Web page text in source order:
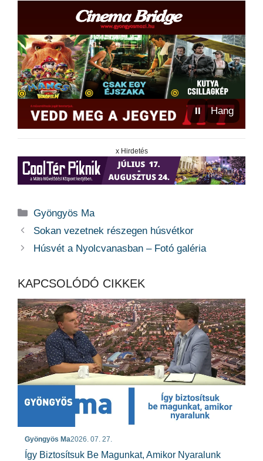
⏸ Hang
x Hirdetés
Kategória
Gyöngyös Ma
Sokan vezetnek részegen húsvétkor
Húsvét a Nyolcvanasban – Fotó galéria
KAPCSOLÓDÓ CIKKEK
Gyöngyös Ma2026. 07. 27.
Így Biztosítsuk Be Magunkat, Amikor Nyaralunk